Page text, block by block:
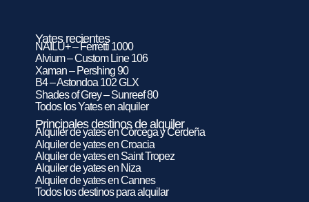
Yates recientes
NAILU+ – Ferretti 1000
Alvium – Custom Line 106
Xaman – Pershing 90
B4 – Astondoa 102 GLX
Shades of Grey – Sunreef 80
Todos los Yates en alquiler
Principales destinos de alquiler
Alquiler de yates en Córcega y Cerdeña
Alquiler de yates en Croacia
Alquiler de yates en Saint Tropez
Alquiler de yates en Niza
Alquiler de yates en Cannes
Todos los destinos para alquilar